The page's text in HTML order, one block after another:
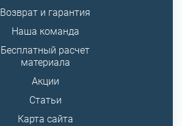
Возврат и гарантия
Наша команда
Бесплатный расчет
материала
Акции
Статьи
Карта сайта